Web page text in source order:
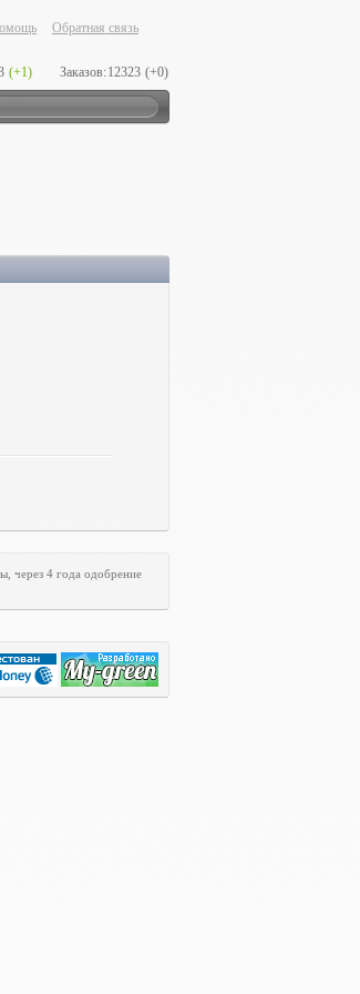
Обратная связь
(+1) Заказов:12323 (+0)
через 4 года одобрение